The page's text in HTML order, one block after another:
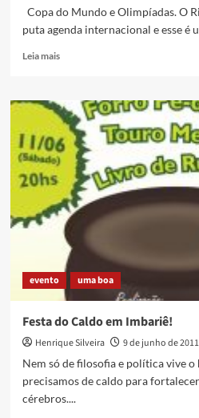
Copa do Mundo e Olimpíadas. O
puta agenda internacional e esse é
Leia maisRead
Ramal
Saracuruna
–
Raiz
da
Serra
evento uma boa
Festa do Caldo em Imbariê!
Henrique Silveira 9 de junho de 2011
Nem só de filosofia e política vive o
precisamos de caldo para
cérebros....